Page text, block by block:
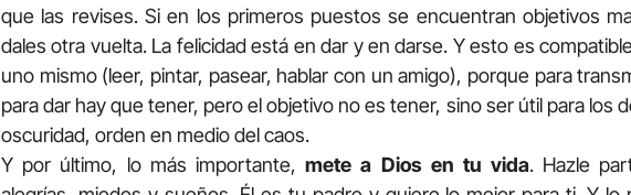
que las revises. Si en los primeros puestos se encuentran objetivos
dales otra vuelta. La felicidad está en dar y en darse. Y esto es
uno mismo (leer, pintar, pasear, hablar con un amigo), porque para
para dar hay que tener, pero el objetivo no es tener, sino ser útil para los
oscuridad, orden en medio del caos.
Y por último, lo más importante,mete a Dios en tu vida. Hazle